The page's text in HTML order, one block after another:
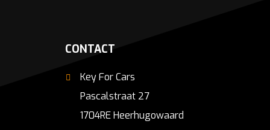
CONTACT
Key For Cars
Pascalstraat 27
1704RE Heerhugowaard